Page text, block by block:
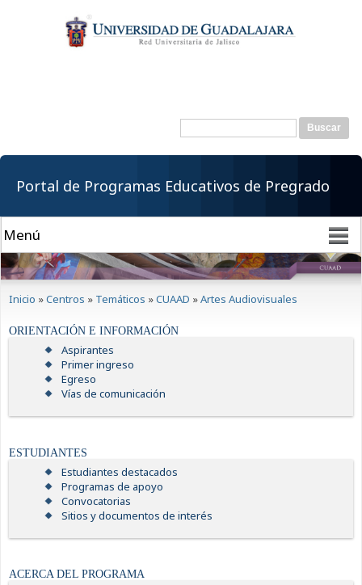
contenido
principal
Formulario de
Buscar
Portal de Programas Educativos de Pregrado
Inicio »Centros » Temáticos »CUAAD »Artes Audiovisuales
ORIENTACIÓN E INFORMACIÓN
Aspirantes
Primer ingreso
Egreso
Vías de comunicación
ESTUDIANTES
Estudiantes destacados
Programas de apoyo
Convocatorias
Sitios y documentos de interés
ACERCA DEL PROGRAMA